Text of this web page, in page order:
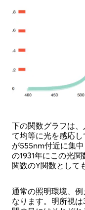
下の関数グラフは
て均等に光を感応
が555nm付近に集
の1931年にこの光
関数のY関数として
通常の照明環境、
なります。明所視